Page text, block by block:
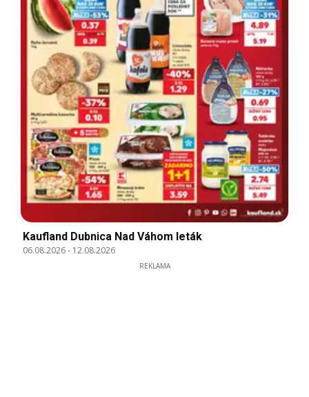
Kaufland Dubnica Nad Váhom leták
06.08.2026- 12.08.2026
REKLAMA